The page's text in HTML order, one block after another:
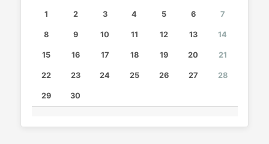
1 2 3 4 5 6 7
8 9 10 11 12 13 14
15 16 17 18 19 20 21
22 23 24 25 26 27 28
29 30